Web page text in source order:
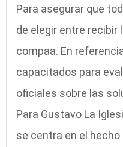
Para asegurar que
de elegir entre recibir
compaa. En
capacitados para
oficiales sobre las
Para Gustavo La
se centra en el